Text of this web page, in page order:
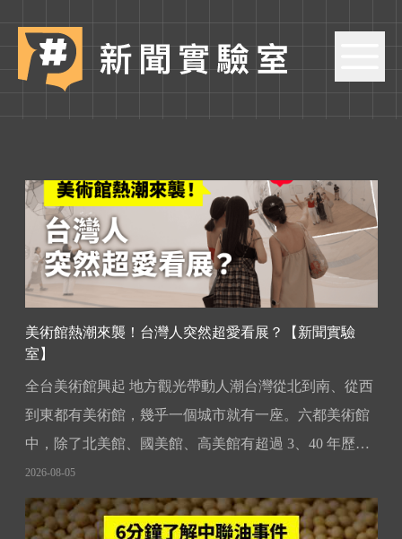
美術館熱潮來襲！台灣人突然超愛看展？【新聞實驗
室】
全台美術館興起 地方觀光帶動人潮台灣從北到南、從西
到東都有美術館，幾乎一個城市就有一座。六都美術館
中，除了北美館、國美館、高美館有超過 3、40 年歷
史，其他幾乎都非常年輕，不到 10 歲：2019 年臺南市
美術館開幕，2025 年新北市美術館和台中市立美術館相
繼落成，桃園市立美術館也預計在 2028 年正式啟用。美
2026-08-05